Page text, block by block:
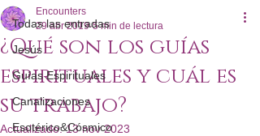
Todas las entradas
Jesús
Guías Espirituales
Canalizaciones
Esotérico&Cósmico
¿Qué son los guías
espirituales y cuál es
su trabajo?
Encounters
29 abr 2019 5 min de lectura
Actualizado:13 nov 2023